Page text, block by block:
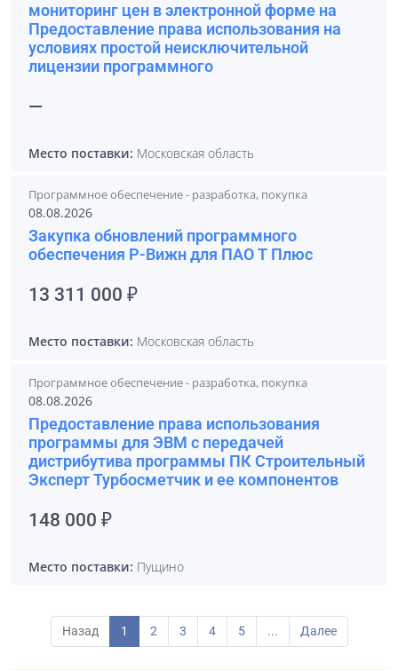
мониторинг цен в электронной форме на
Предоставление права использования на
условиях простой неисключительной
лицензии программного
—
Место поставки: Московская область
Программное обеспечение - разработка, покупка
08.08.2026
Закупка обновлений программного
обеспечения Р-Вижн для ПАО Т Плюс
13 311 000 ₽
Место поставки: Московская область
Программное обеспечение - разработка, покупка
08.08.2026
Предоставление права использования
программы для ЭВМ с передачей
дистрибутива программы ПК Строительный
Эксперт Турбосметчик и ее компонентов
148 000 ₽
Место поставки: Пущино
Назад 1 2 3 4 5 ... Далее